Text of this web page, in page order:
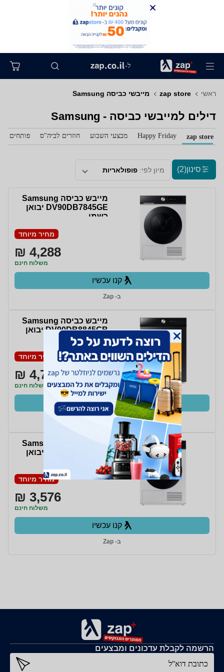
ל-
ראשי zap store מייבשי כביסה Samsung
דילים למייבשי כביסה - Samsung
zap store
Happy Friday מבצעי השבוע חוזרים לביה"ס פותחים
סינון(2) מיון לפי: פופולאריות
מייבש כביסה Samsung
DV90DB7845GE יבואן
רשמי
מחיר מיוחד
4,288 ₪
משלוח חינם
קנו עכשיו
ב- Zap
מייבש כביסה Samsung
DV90DB8845GB יבואן
רשמי
מחיר מיוחד
4,729 ₪
משלוח חינם
קנו עכשיו
ב- Zap
מייבש כביסה Samsung
DV90DB7845GE יבואן
רשמי
מחיר מיוחד
3,576 ₪
משלוח חינם
קנו עכשיו
ב- Zap
הרשמה לקבלת עדכונים ומבצעים
כתובת דוא''ל